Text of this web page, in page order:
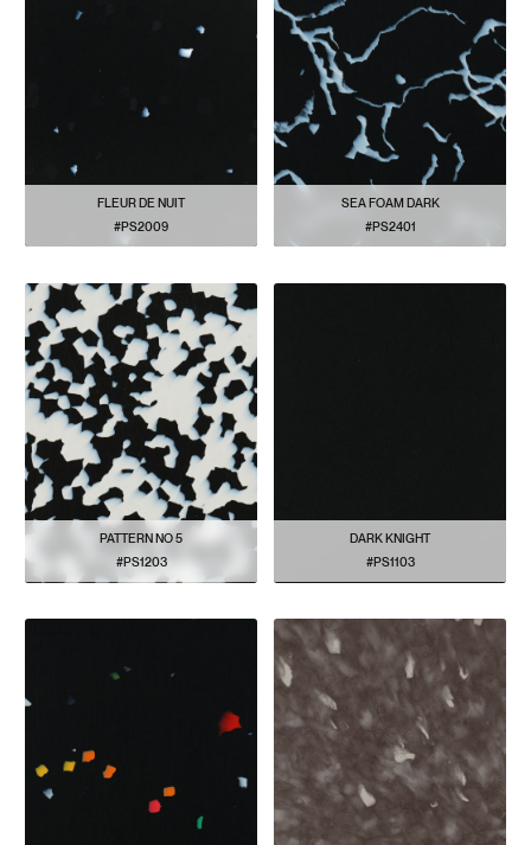
FLEUR DE NUIT
#PS2009
SEA FOAM DARK
#PS2401
PATTERN NO 5
#PS1203
DARK KNIGHT
#PS1103